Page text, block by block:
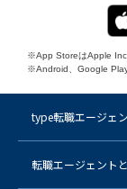
※App StoreはApple Inc.
※Android、Google
type転職エージェ
転職エージェント